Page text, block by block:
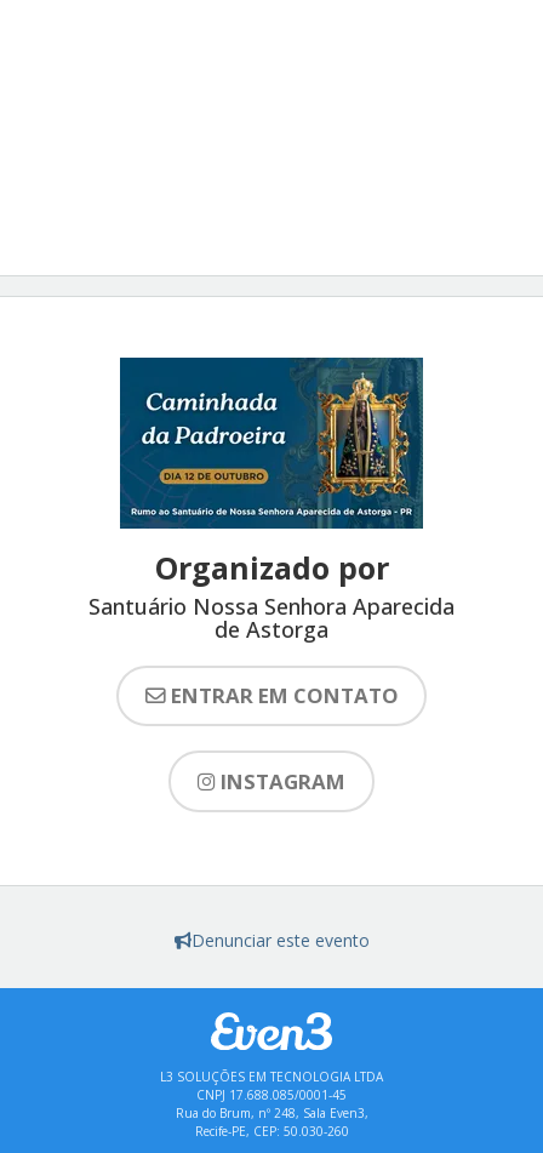
Organizado por
Santuário Nossa Senhora Aparecida
de Astorga
ENTRAR EM CONTATO
INSTAGRAM
Denunciar este evento
L3 SOLUÇÕES EM TECNOLOGIA LTDA
CNPJ 17.688.085/0001-45
Rua do Brum, nº 248, Sala Even3,
Recife-PE, CEP: 50.030-260